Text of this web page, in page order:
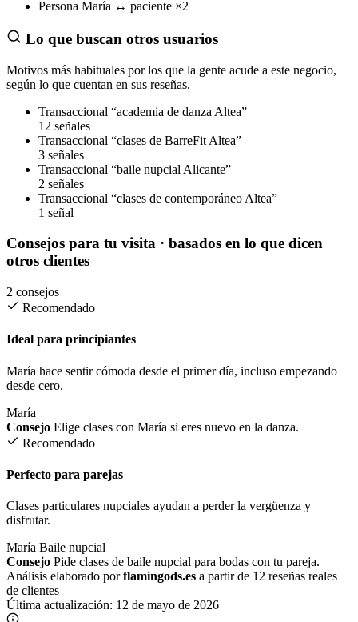
Persona María ↔ paciente ×2
Lo que buscan otros usuarios
Motivos más habituales por los que la gente acude a este negocio,
según lo que cuentan en sus reseñas.
Transaccional “academia de danza Altea”
12 señales
Transaccional “clases de BarreFit Altea”
3 señales
Transaccional “baile nupcial Alicante”
2 señales
Transaccional “clases de contemporáneo Altea”
1 señal
Consejos para tu visita · basados en lo que dicen
otros clientes
2 consejos
Recomendado
Ideal para principiantes
María hace sentir cómoda desde el primer día, incluso empezando
desde cero.
María
Consejo Elige clases con María si eres nuevo en la danza.
Recomendado
Perfecto para parejas
Clases particulares nupciales ayudan a perder la vergüenza y
disfrutar.
María Baile nupcial
Consejo Pide clases de baile nupcial para bodas con tu pareja.
Análisis elaborado porflamingods.es a partir de 12 reseñas reales
de clientes
Última actualización: 12 de mayo de 2026